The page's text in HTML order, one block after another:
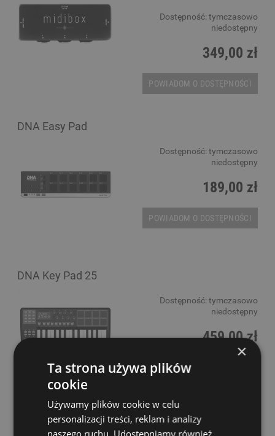
Dostępność: tymczasowo
niedostępny
349,00 zł
POWIADOM O DOSTĘPNOŚCI
DNA Easy Pad
Dostępność: tymczasowo
niedostępny
189,00 zł
POWIADOM O DOSTĘPNOŚCI
DNA Key Pad 25
Dostępność: tymczasowo
niedostępny
459,00 zł
POWIADOM O DOSTĘPNOŚCI
DNA Panda Mini
×
Ta strona używa plików
cookie
Używamy plików cookie w celu
personalizacji treści, reklam i analizy
naszego ruchu. Udostępniamy również